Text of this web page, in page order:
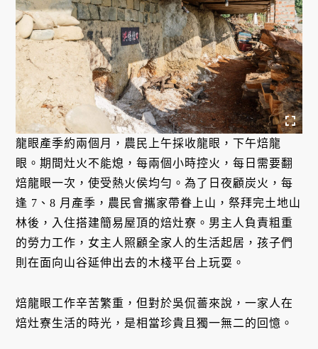
龍眼產季約兩個月，農民上午採收龍眼，下午焙龍
眼。期間灶火不能熄，每兩個小時控火，每日需要翻
焙龍眼一次，使受熱火侯均勻。為了日夜顧炭火，每
逢 7、8 月產季，農民會攜家帶眷上山，祭拜完土地山
林後，入住搭建簡易屋頂的焙灶寮。男主人負責粗重
的勞力工作，女主人照顧全家人的生活起居，孩子們
則在面向山谷延伸出去的木棧平台上玩耍。
焙龍眼工作辛苦繁重，但對於吳侃薔來說，一家人在
焙灶寮生活的時光，是相當珍貴且獨一無二的回憶。